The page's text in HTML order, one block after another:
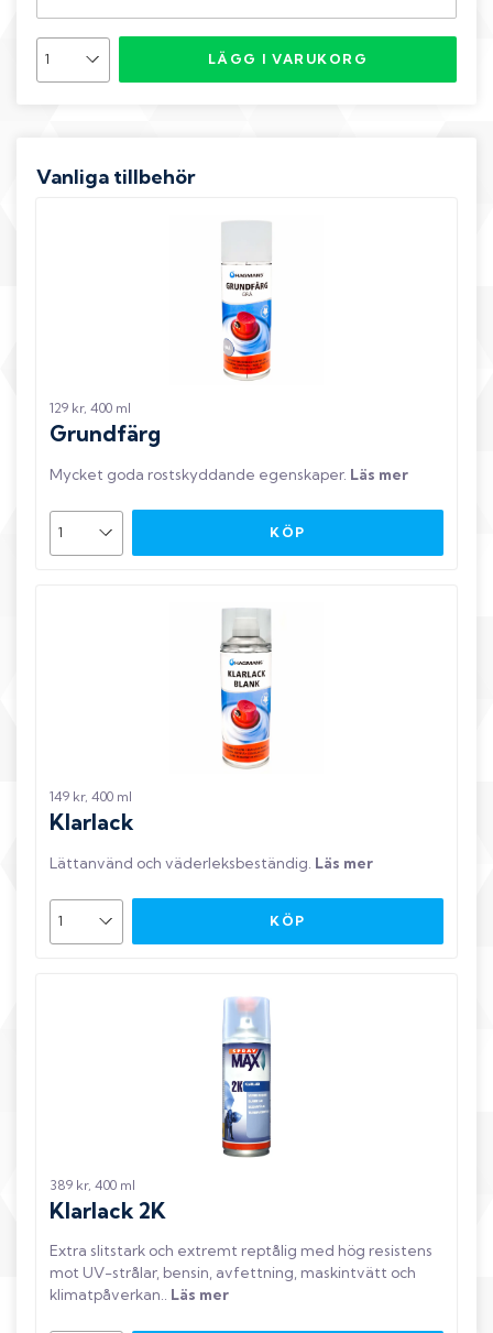
LÄGG I VARUKORG
Vanliga tillbehör
129 kr, 400 ml
Grundfärg
Mycket goda rostskyddande egenskaper. Läs mer
KÖP
149 kr, 400 ml
Klarlack
Lättanvänd och väderleksbeständig Läs mer
KÖP
389 kr, 400 ml
Klarlack 2K
Extra slitstark och extremt reptålig med hög resistens
mot UV-strålar, bensin, avfettning, maskintvätt och
klimatpåverkan.. Läs mer